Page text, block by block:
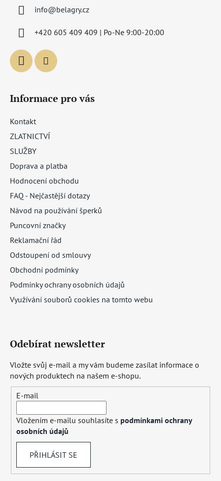
info@belagry.cz
+420 605 409 409 | Po-Ne 9:00-20:00
Informace pro vás
Kontakt
ZLATNICTVÍ
SLUŽBY
Doprava a platba
Hodnocení obchodu
FAQ - Nejčastější dotazy
Návod na používání šperků
Puncovní značky
Reklamační řád
Odstoupení od smlouvy
Obchodní podmínky
Podmínky ochrany osobních údajů
Využívání souborů cookies na tomto webu
Odebírat newsletter
Vložte svůj e-mail a my vám budeme zasílat informace o
nových produktech na našem e-shopu.
E-mail
Vložením e-mailu souhlasíte s podmínkami ochrany
osobních údajů
PŘIHLÁSIT SE